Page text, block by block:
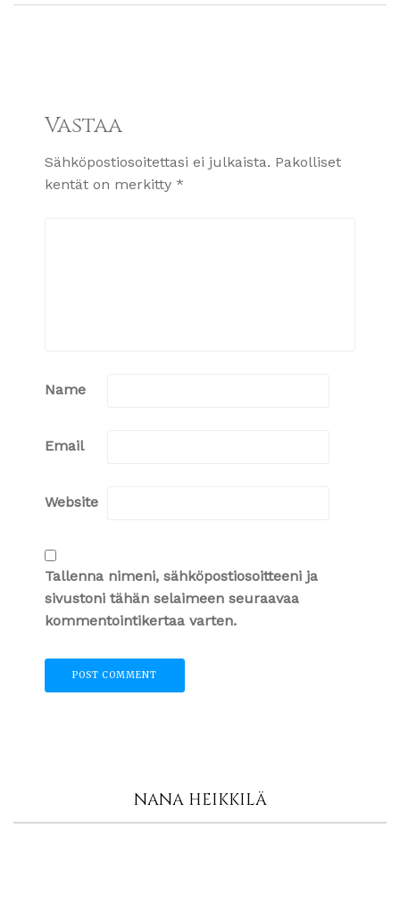
Vastaa
Sähköpostiosoitettasi ei julkaista. Pakolliset
kentät on merkitty *
Name
Email
Website
Tallenna nimeni, sähköpostiosoitteeni ja
sivustoni tähän selaimeen seuraavaa
kommentointikertaa varten.
NANA HEIKKILÄ